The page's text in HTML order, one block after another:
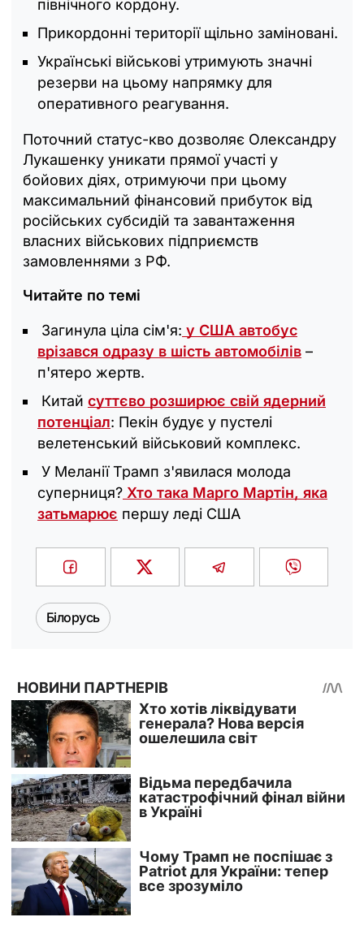
північного кордону.
Прикордонні території щільно заміновані.
Українські військові утримують значні
резерви на цьому напрямку для
оперативного реагування.
Поточний статус-кво дозволяє Олександру
Лукашенку уникати прямої участі у
бойових діях, отримуючи при цьому
максимальний фінансовий прибуток від
російських субсидій та завантаження
власних військових підприємств
замовленнями з РФ.
Читайте по темі
Загинула ціла сім'я: у США автобус
врізався одразу в шість автомобілів –
п'ятеро жертв.
Китай суттєво розширює свій ядерний
потенціал: Пекін будує у пустелі
велетенський військовий комплекс.
У Меланії Трамп з'явилася молода
суперниця? Хто така Марго Мартін, яка
затьмарює першу леді США
Білорусь